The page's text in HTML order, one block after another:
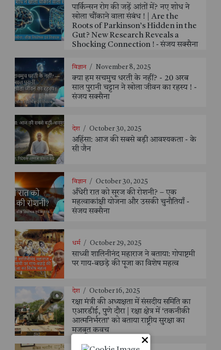
पार्किन्सन रोग की जड़ें आंतों में? नए शोध ने
खोला चौंकाने वाला संबंध ! | Are the
Roots of Parkinson’s Hidden in the
Gut? New Research Reveals a
Shocking Connection ! - संजय सक्सैना
विज्ञान / November 8, 2025
क्या हम सचमुच धरती के नहीं? - 20 अरब
साल पुरानी चट्टान ने खोला जीवन का रहस्य ! -
संजय सक्सैना
देश / October 30, 2025
अहिंसा: आज की सबसे बड़ी आवश्यकता - के
सी जैन
विज्ञान / October 30, 2025
अँधेरी रात को सूरज की रोशनी? – एक
महत्वाकांक्षी योजना और उसकी चुनौतियाँ -
संजय सक्सैना
धर्म / October 29, 2025
साध्वी शालिनीनंद महाराज ने बताया: गोपाष्टमी
पर गाय-बछड़े की पूजा का विशेष महत्व
देश / October 16, 2025
रक्षा मंत्री की अध्यक्षता में संसदीय समिति का
एआरडीई, पुणे दौरा | रक्षा क्षेत्र में ‘तकनीकी
आत्मनिर्भरता’ को बताया राष्ट्रीय सुरक्षा का
मजबूत कवच
×